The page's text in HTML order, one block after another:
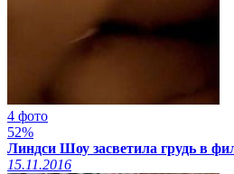
4 фото
52%
Линдси Шоу засветила грудь в
15.11.2016